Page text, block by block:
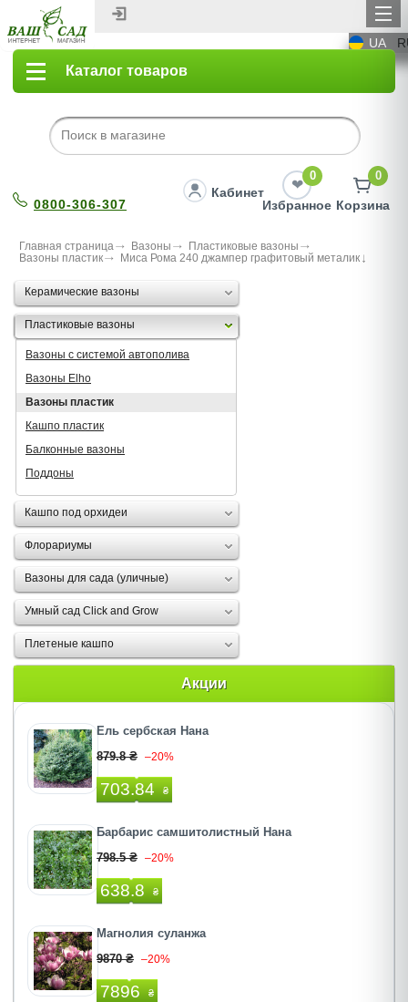
UA
Каталог товаров
0800-306-307
Кабинет
0
Избранное
0
Корзина
Главная страница Вазоны
Пластиковые вазоны
Вазоны пластик
Миса Рома 240 джампер графитовый металик
Керамические вазоны
Пластиковые вазоны
Вазоны с системой автополива
Вазоны Elho
Вазоны пластик
Кашпо пластик
Балконные вазоны
Поддоны
Кашпо под орхидеи
Флорариумы
Вазоны для сада (уличные)
Умный сад Click and Grow
Плетеные кашпо
Акции
Ель сербская Нана
879.8 ₴ –20%
703.84 ₴
Барбарис самшитолистный Нана
798.5 ₴ –20%
638.8 ₴
Магнолия суланжа
9870 ₴ –20%
7896 ₴